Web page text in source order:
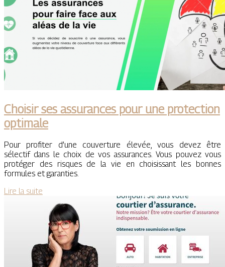
Choisir ses assurances pour une protection
optimale
Pour profiter d’une couverture élevée, vous devez être
sélectif dans le choix de vos assurances. Vous pouvez vous
protéger des risques de la vie en choisissant les bonnes
formules et garanties.
Lire la suite